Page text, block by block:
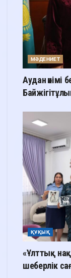
МӘДЕНИЕТ
Аудан әкімі
ҚҰҚЫҚ
«Ұлттық
шеберлік